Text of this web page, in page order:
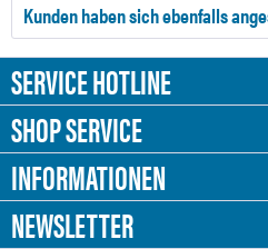
Kunden haben sich ebenfalls
SERVICE HOTLINE
SHOP SERVICE
INFORMATIONEN
NEWSLETTER